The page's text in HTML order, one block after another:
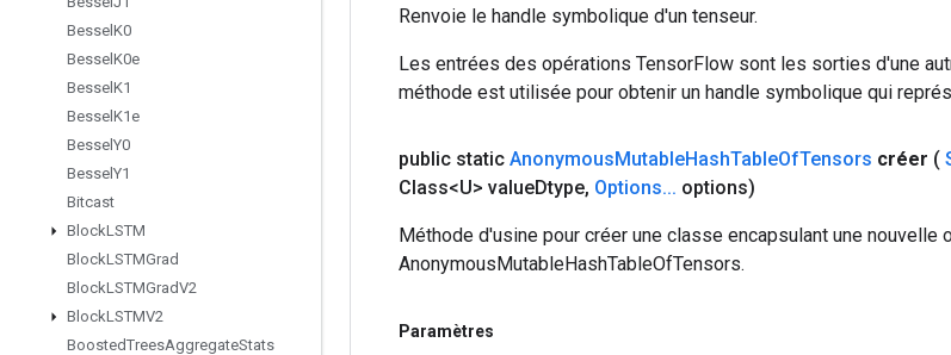
Bessel K0
Bessel K0e
Bessel K1
Bessel K1e
Bessel Y0
Bessel Y1
Bitcast
BlockLSTM
BlockLSTMGrad
BlockLSTMGradV2
BlockLSTMV2
BoostedTreesAggregateStats
Renvoie le handle symbolique d'un tenseur.
Les entrées des opérations TensorFlow sont les sorties d'une
méthode est utilisée pour obtenir un handle symbolique qui
public static AnonymousMutableHashTableOfTensors créer (
Class<U> valueDtype, Options... options)
Méthode d'usine pour créer une classe encapsulant une nouvelle
AnonymousMutableHashTableOfTensors.
Paramètres